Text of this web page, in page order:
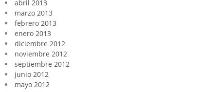
abril 2013
marzo 2013
febrero 2013
enero 2013
diciembre 2012
noviembre 2012
septiembre 2012
junio 2012
mayo 2012